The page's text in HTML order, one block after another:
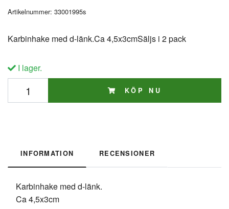
Artikelnummer: 33001995s
Karbinhake med d-länk.Ca 4,5x3cmSäljs i 2 pack
I lager.
KÖP NU
INFORMATION RECENSIONER
Karbinhake med d-länk.
Ca 4,5x3cm